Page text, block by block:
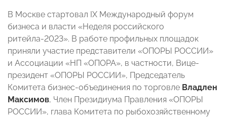
В Москве стартовал IX Международный форум
бизнеса и власти «Неделя российского
ритейла-2023». В работе профильных площадок
приняли участие представители «ОПОРЫ РОССИИ»
и Ассоциации «НП «ОПОРА», в частности, Вице-
президент «ОПОРЫ РОССИИ», Председатель
Комитета бизнес-объединения по торговле Владлен
Максимов, Член Президиума Правления «ОПОРЫ
РОССИИ», глава Комитета по рыбохозяйственному